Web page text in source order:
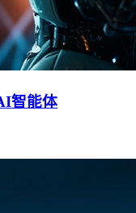
智能体